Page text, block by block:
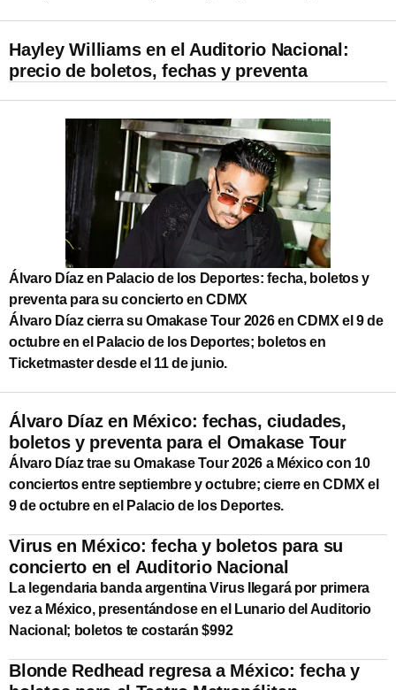
Hayley Williams en el Auditorio Nacional:
precio de boletos, fechas y preventa
Álvaro Díaz en Palacio de los Deportes: fecha, boletos y
preventa para su concierto en CDMX
Álvaro Díaz cierra su Omakase Tour 2026 en CDMX el 9 de
octubre en el Palacio de los Deportes; boletos en
Ticketmaster desde el 11 de junio.
Álvaro Díaz en México: fechas, ciudades,
boletos y preventa para el Omakase Tour
Álvaro Díaz trae su Omakase Tour 2026 a México con 10
conciertos entre septiembre y octubre; cierre en CDMX el
9 de octubre en el Palacio de los Deportes.
Virus en México: fecha y boletos para su
concierto en el Auditorio Nacional
La legendaria banda argentina Virus llegará por primera
vez a México, presentándose en el Lunario del Auditorio
Nacional; boletos te costarán $992
Blonde Redhead regresa a México: fecha y